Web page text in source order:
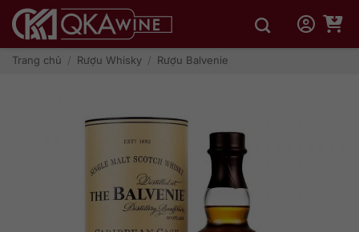
qua
dungTrang chủ / Rượu Whisky / Rượu Balvenie